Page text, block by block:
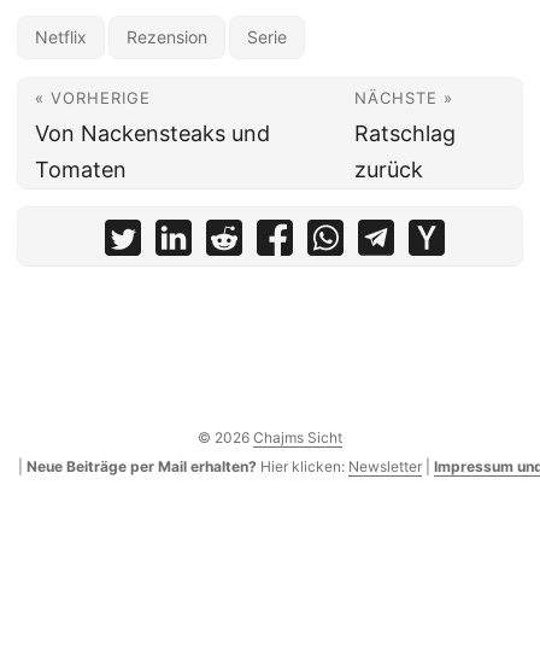
Netflix Rezension Serie
« VORHERIGE
Von Nackensteaks und
Tomaten
NÄCHSTE »
Ratschlag
zurück
© 2026 Chajms Sicht
Neue Beiträge per Mail erhalten? Hier klicken: Newsletter Impressum